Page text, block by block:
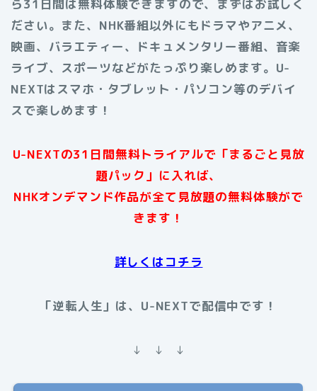
ら31日間は無料体験できますので、まずはお試しく
ださい。また、NHK番組以外にもドラマやアニメ、
映画、バラエティー、ドキュメンタリー番組、音楽
ライブ、スポーツなどがたっぷり楽しめます。U-
NEXTはスマホ・タブレット・パソコン等のデバイ
スで楽しめます！
U-NEXTの31日間無料トライアルで「まるごと見放
題パック」に入れば、
NHKオンデマンド作品が全て見放題の無料体験がで
きます！
詳しくはコチラ
「逆転人生」は、U-NEXTで配信中です！
↓ ↓ ↓